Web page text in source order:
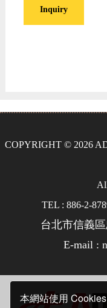
本網站使用
Inquiry
COPYRIGHT © 2026
TEL : 886-2-
台北市信義
E-mail :